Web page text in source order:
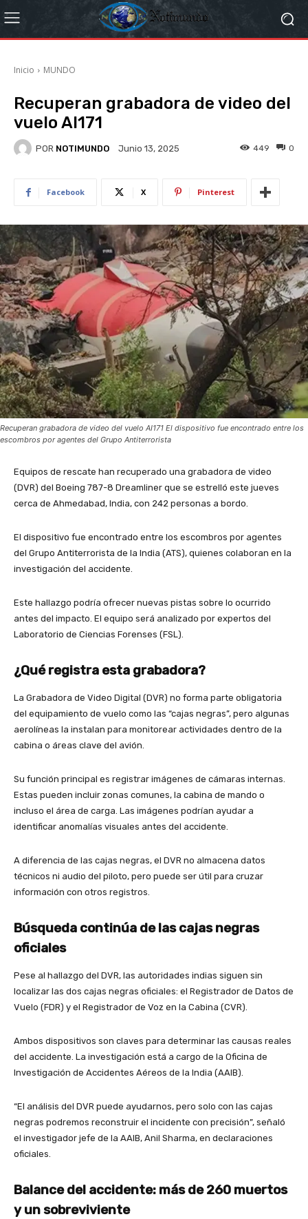
Inicio MUNDO
Recuperan grabadora de video del
vuelo AI171
POR NOTIMUNDO Junio 13, 2025 0
449
Facebook X Pinterest
Recuperan grabadora de video del vuelo AI171 El dispositivo fue encontrado entre los
escombros por agentes del Grupo Antiterrorista
Equipos de rescate han recuperado una grabadora de video
(DVR) del Boeing 787-8 Dreamliner que se estrelló este jueves
cerca de Ahmedabad, India, con 242 personas a bordo.
El dispositivo fue encontrado entre los escombros por agentes
del Grupo Antiterrorista de la India (ATS), quienes colaboran en la
investigación del accidente.
Este hallazgo podría ofrecer nuevas pistas sobre lo ocurrido
antes del impacto. El equipo será analizado por expertos del
Laboratorio de Ciencias Forenses (FSL).
¿Qué registra esta grabadora?
La Grabadora de Video Digital (DVR) no forma parte obligatoria
del equipamiento de vuelo como las “cajas negras”, pero algunas
aerolíneas la instalan para monitorear actividades dentro de la
cabina o áreas clave del avión.
Su función principal es registrar imágenes de cámaras internas.
Estas pueden incluir zonas comunes, la cabina de mando o
incluso el área de carga. Las imágenes podrían ayudar a
identificar anomalías visuales antes del accidente.
A diferencia de las cajas negras, el DVR no almacena datos
técnicos ni audio del piloto, pero puede ser útil para cruzar
información con otros registros.
Búsqueda continúa de las cajas negras
oficiales
Pese al hallazgo del DVR, las autoridades indias siguen sin
localizar las dos cajas negras oficiales: el Registrador de Datos de
Vuelo (FDR) y el Registrador de Voz en la Cabina (CVR).
Ambos dispositivos son claves para determinar las causas reales
del accidente. La investigación está a cargo de la Oficina de
Investigación de Accidentes Aéreos de la India (AAIB).
“El análisis del DVR puede ayudarnos, pero solo con las cajas
negras podremos reconstruir el incidente con precisión”, señaló
el investigador jefe de la AAIB, Anil Sharma, en declaraciones
oficiales.
Balance del accidente: más de 260 muertos
y un sobreviviente